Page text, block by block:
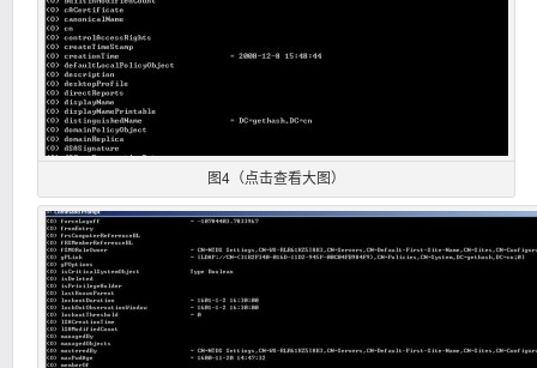
图4（点击查看大图）